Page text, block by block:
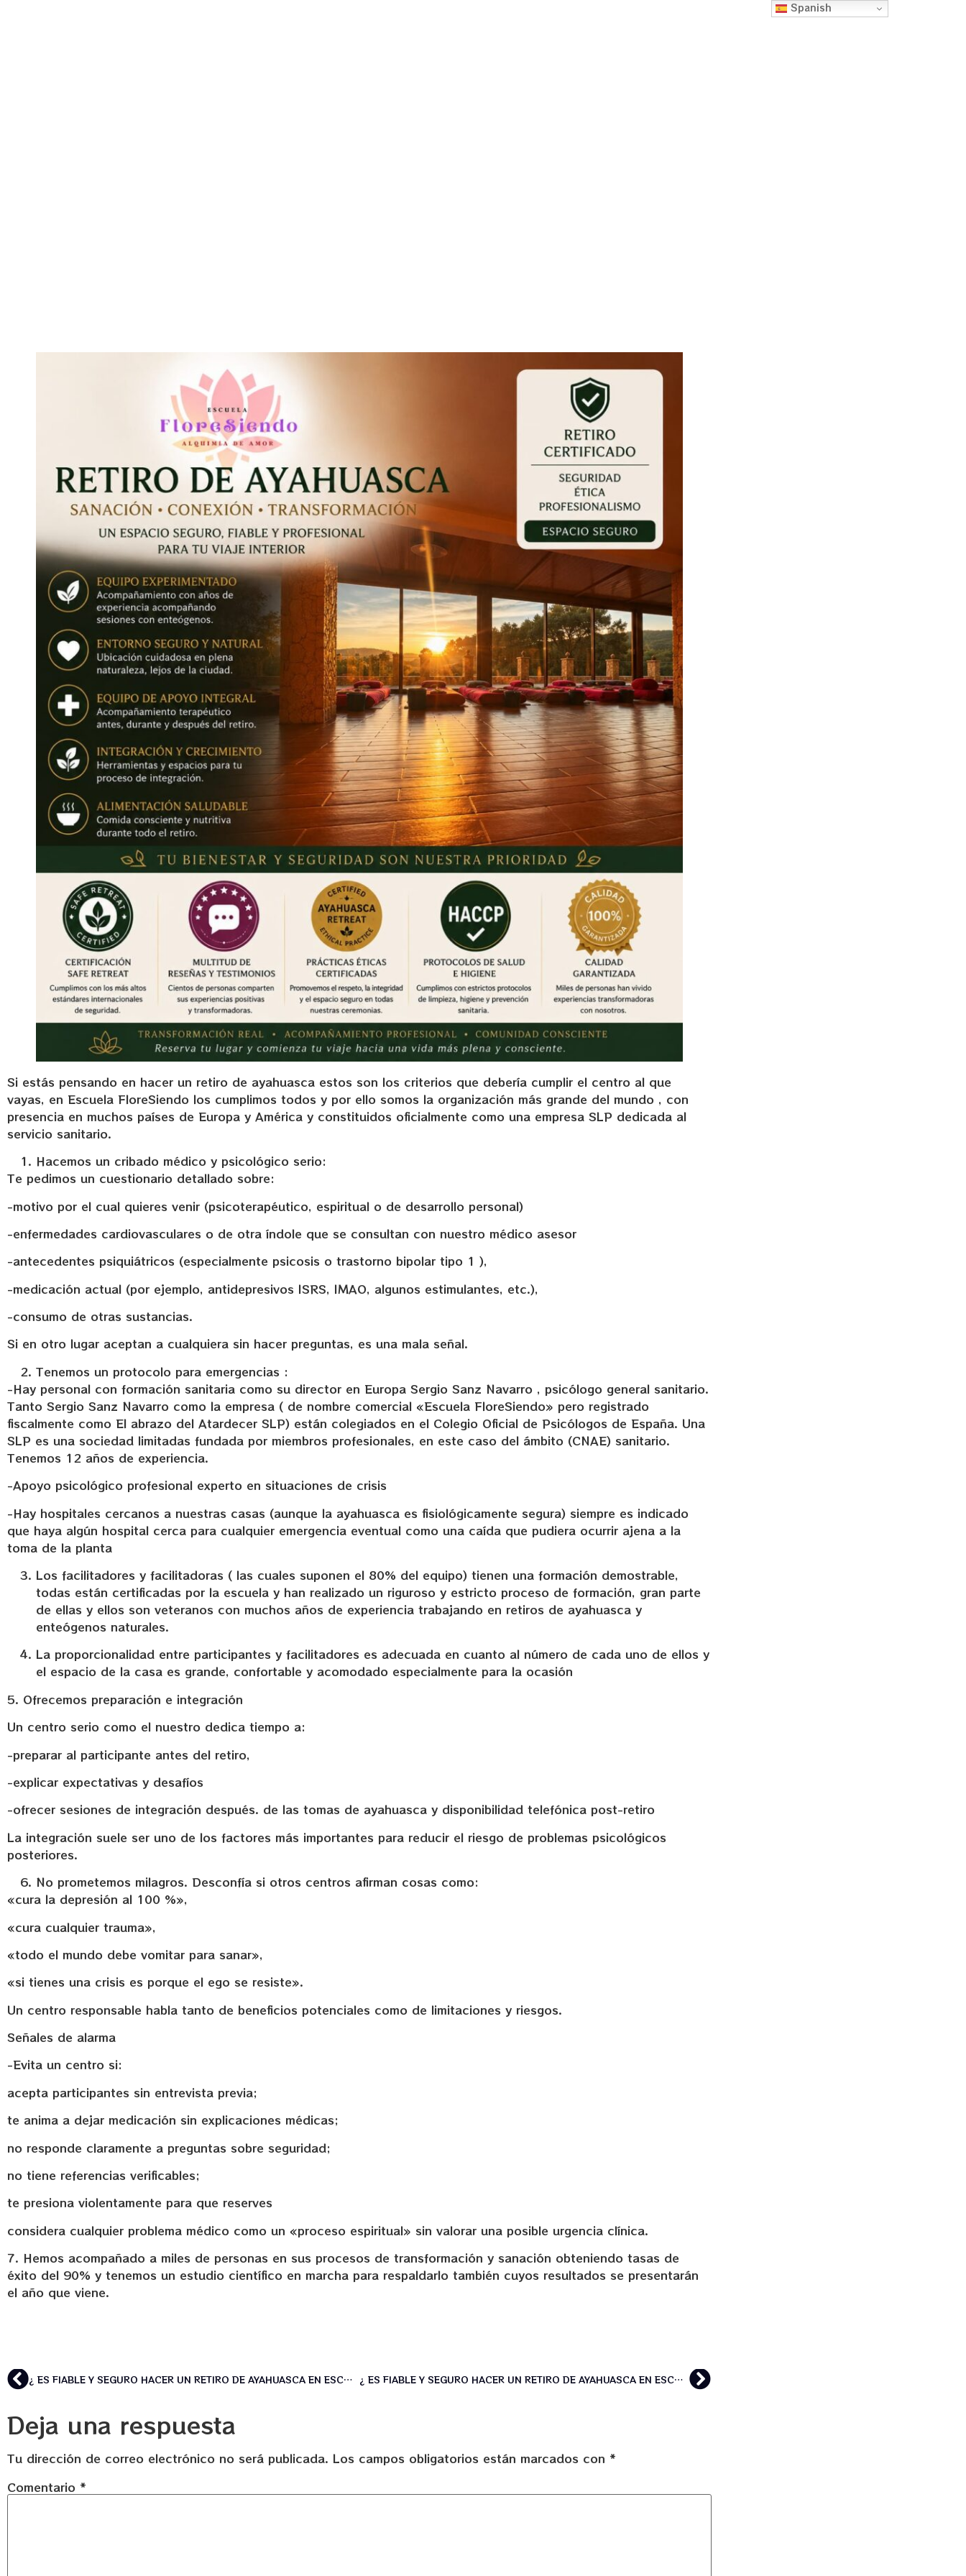
Si estás pensando en hacer un retiro de ayahuasca estos son los criterios que debería cumplir el centro al que
vayas, en Escuela FloreSiendo los cumplimos todos y por ello somos la organización más grande del mundo , con
presencia en muchos países de Europa y América y constituidos oficialmente como una empresa SLP dedicada al
servicio sanitario.
Hacemos un cribado médico y psicológico serio:
Te pedimos un cuestionario detallado sobre:
-motivo por el cual quieres venir (psicoterapéutico, espiritual o de desarrollo personal)
-enfermedades cardiovasculares o de otra índole que se consultan con nuestro médico asesor
-antecedentes psiquiátricos (especialmente psicosis o trastorno bipolar tipo 1 ),
-medicación actual (por ejemplo, antidepresivos ISRS, IMAO, algunos estimulantes, etc.),
-consumo de otras sustancias.
Si en otro lugar aceptan a cualquiera sin hacer preguntas, es una mala señal.
Tenemos un protocolo para emergencias :
-Hay personal con formación sanitaria como su director en Europa Sergio Sanz Navarro , psicólogo general sanitario.
Tanto Sergio Sanz Navarro como la empresa ( de nombre comercial «Escuela FloreSiendo» pero registrado
fiscalmente como El abrazo del Atardecer SLP) están colegiados en el Colegio Oficial de Psicólogos de España. Una
SLP es una sociedad limitadas fundada por miembros profesionales, en este caso del ámbito (CNAE) sanitario.
Tenemos 12 años de experiencia.
-Apoyo psicológico profesional experto en situaciones de crisis
-Hay hospitales cercanos a nuestras casas (aunque la ayahuasca es fisiológicamente segura) siempre es indicado
que haya algún hospital cerca para cualquier emergencia eventual como una caída que pudiera ocurrir ajena a la
toma de la planta
Los facilitadores y facilitadoras ( las cuales suponen el 80% del equipo) tienen una formación demostrable,
todas están certificadas por la escuela y han realizado un riguroso y estricto proceso de formación, gran parte
de ellas y ellos son veteranos con muchos años de experiencia trabajando en retiros de ayahuasca y
enteógenos naturales.
La proporcionalidad entre participantes y facilitadores es adecuada en cuanto al número de cada uno de ellos y
el espacio de la casa es grande, confortable y acomodado especialmente para la ocasión
5. Ofrecemos preparación e integración
Un centro serio como el nuestro dedica tiempo a:
-preparar al participante antes del retiro,
-explicar expectativas y desafíos
-ofrecer sesiones de integración después. de las tomas de ayahuasca y disponibilidad telefónica post-retiro
La integración suele ser uno de los factores más importantes para reducir el riesgo de problemas psicológicos
posteriores.
No prometemos milagros. Desconfía si otros centros afirman cosas como:
«cura la depresión al 100 %»,
«cura cualquier trauma»,
«todo el mundo debe vomitar para sanar»,
«si tienes una crisis es porque el ego se resiste».
Un centro responsable habla tanto de beneficios potenciales como de limitaciones y riesgos.
Señales de alarma
-Evita un centro si:
acepta participantes sin entrevista previa;
te anima a dejar medicación sin explicaciones médicas;
no responde claramente a preguntas sobre seguridad;
no tiene referencias verificables;
te presiona violentamente para que reserves
considera cualquier problema médico como un «proceso espiritual» sin valorar una posible urgencia clínica.
7. Hemos acompañado a miles de personas en sus procesos de transformación y sanación obteniendo tasas de
éxito del 90% y tenemos un estudio científico en marcha para respaldarlo también cuyos resultados se presentarán
el año que viene.
¿ ES FIABLE Y SEGURO HACER UN RETIRO DE AYAHUASCA EN ESCUELA FLORESIENDO? ¿ ES FIABLE Y SEGURO HACER UN RETIRO DE AYAHUASCA EN ESCUELA FLORESIENDO?
Deja una respuesta
Tu dirección de correo electrónico no será publicada. Los campos obligatorios están marcados con *
Comentario *
Spanish